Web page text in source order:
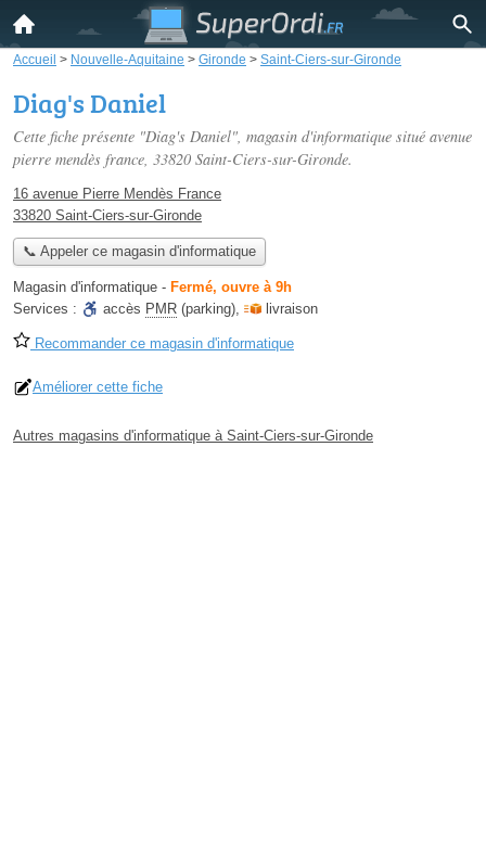
Accueil > Nouvelle-Aquitaine > Gironde > Saint-Ciers-sur-Gironde
Diag's Daniel
Cette fiche présente "Diag's Daniel", magasin d'informatique situé avenue
pierre mendès france, 33820 Saint-Ciers-sur-Gironde.
16 avenue Pierre Mendès France
33820 Saint-Ciers-sur-Gironde
📞 Appeler ce magasin d'informatique
Magasin d'informatique - Fermé, ouvre à 9h
Services :
accès PMR (parking), livraison
Recommander ce magasin d'informatique
Améliorer cette fiche
Autres magasins d'informatique à Saint-Ciers-sur-Gironde